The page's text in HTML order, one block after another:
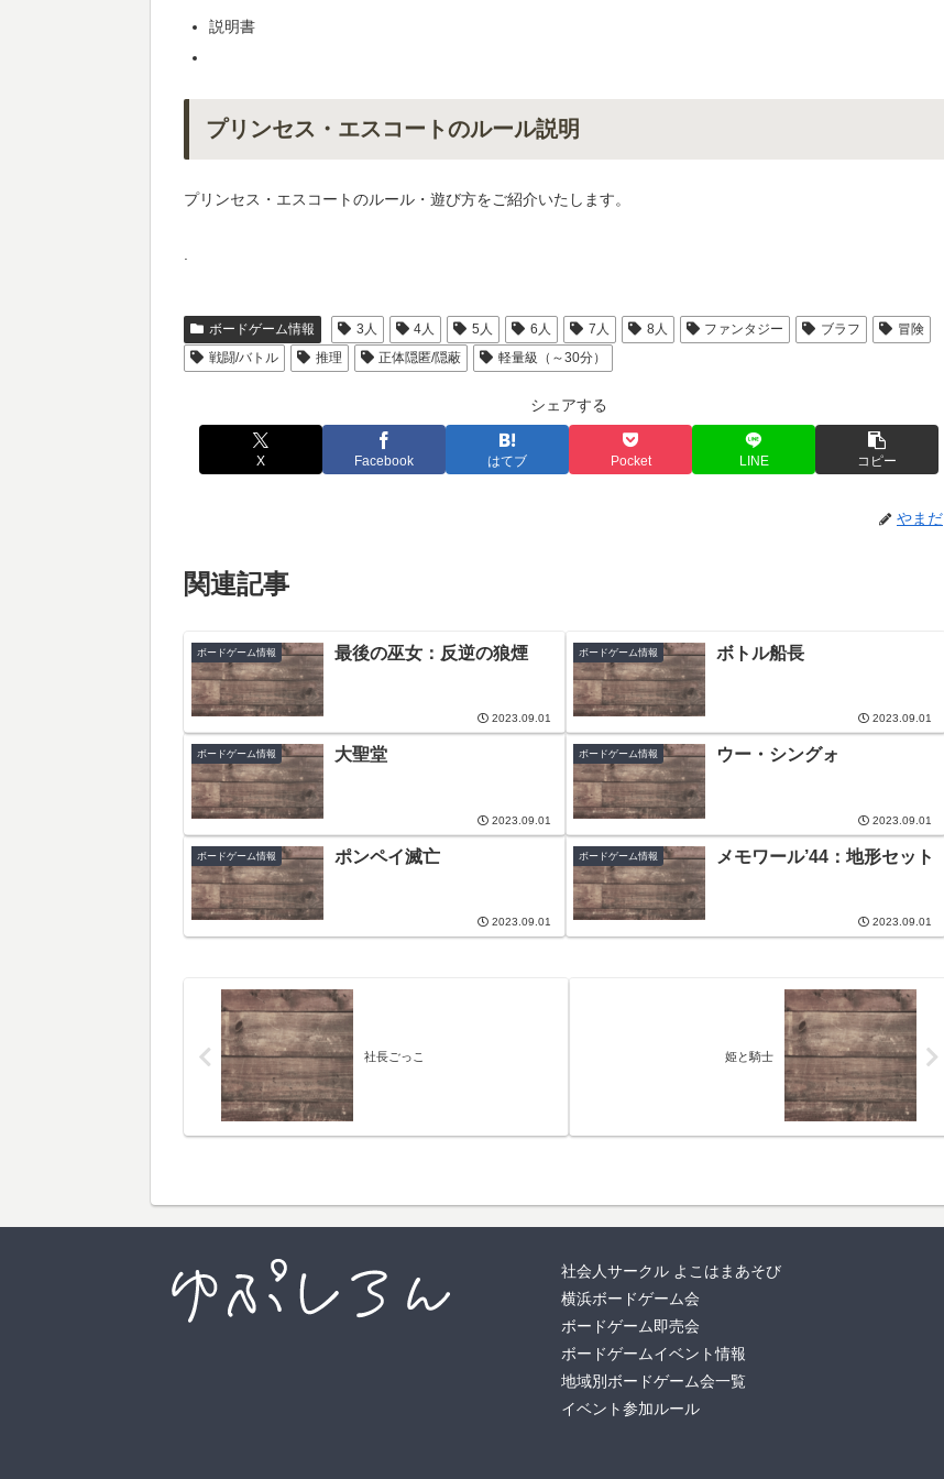
説明書
プリンセス・エスコートのルール説明
プリンセス・エスコートのルール・遊び方をご紹介いたします。
.
ボードゲーム情報 3人 4人 5人 6人 7人 8人 ファンタジー ブラフ
冒険
戦闘/バトル
推理 正体隠匿/隠蔽 軽量級（～30分）
シェアする
X Facebook はてブ Pocket LINE コピー
やまだ
関連記事
ボードゲーム情報 最後の巫女：反逆の狼煙
2023.09.01
ボードゲーム情報 ボトル船長
2023.09.01
ボードゲーム情報 大聖堂
2023.09.01
ボードゲーム情報 ウー・シングォ
2023.09.01
ボードゲーム情報 ポンペイ滅亡
2023.09.01
ボードゲーム情報 メモワール’44：地形セット
2023.09.01
社長ごっこ 姫と騎士
社会人サークル よこはまあそび
横浜ボードゲーム会
ボードゲーム即売会
ボードゲームイベント情報
地域別ボードゲーム会一覧
イベント参加ルール